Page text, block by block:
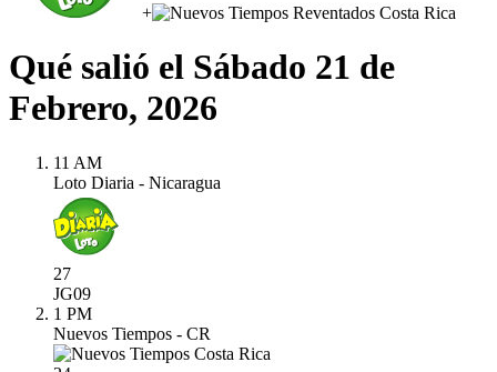
+
Qué salió el Sábado 21 de
Febrero, 2026
11 AM
Loto Diaria - Nicaragua
27
JG09
1 PM
Nuevos Tiempos - CR